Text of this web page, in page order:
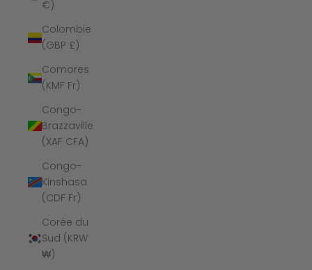
€)
Colombie
(GBP £)
Comores
(KMF Fr)
Congo-
Brazzaville
(XAF CFA)
Congo-
Kinshasa
(CDF Fr)
Corée du
Sud (KRW
₩)